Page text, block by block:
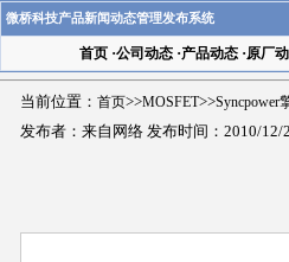
微桥科技产品新闻动态管理发布系统
首页·公司动态·产品动态·原厂
当前位置： 首页>>MOSFET>>Syncpower
发布者：来自网络 发布时间：2010/12/